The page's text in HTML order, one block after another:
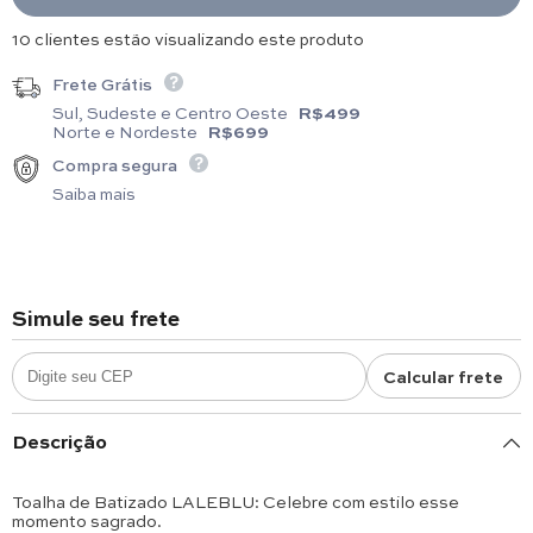
3 clientes estão visualizando este produto
Frete Grátis
Sul, Sudeste e Centro Oeste R$499
Norte e Nordeste R$699
Compra segura
Saiba mais
Simule seu frete
Calcular frete
Descrição
Toalha de Batizado LALEBLU: Celebre com estilo esse
momento sagrado.